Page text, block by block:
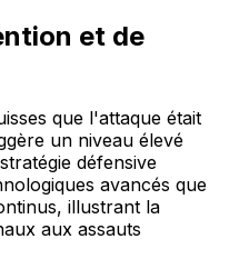
et de
que l'attaque était
un niveau élevé
défensive
avancés que
illustrant la
aux assauts